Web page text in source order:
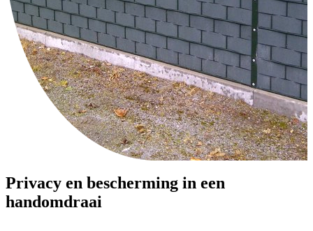
Privacy en bescherming in een
handomdraai